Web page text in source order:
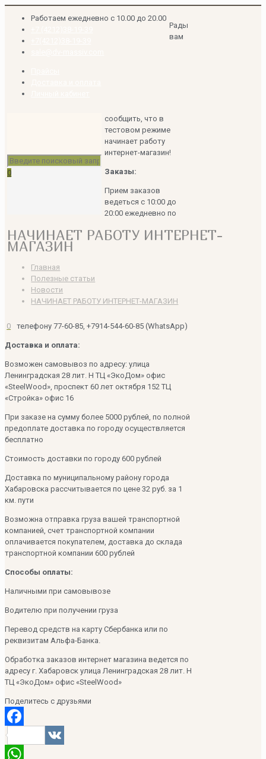
Работаем ежедневно с 10.00 до 20.00
0
НАЧИНАЕТ РАБОТУ ИНТЕРНЕТ-
МАГАЗИН
Главная
Полезные статьи
Новости
НАЧИНАЕТ РАБОТУ ИНТЕРНЕТ-МАГАЗИН
0
Рады
вам
сообщить, что в
тестовом режиме
начинает работу
интернет-магазин!
Заказы:
Прием заказов
ведеться с 10:00 до
20:00 ежедневно по
телефону 77-60-85, +7914-544-60-85 (WhatsApp)
Доставка и оплата:
Возможен самовывоз по адресу: улица
Ленинградская 28 лит. Н ТЦ «ЭкоДом» офис
«SteelWood», проспект 60 лет октября 152 ТЦ
«Стройка» офис 16
При заказе на сумму более 5000 рублей, по полной
предоплате доставка по городу осуществляется
бесплатно
Стоимость доставки по городу 600 рублей
Доставка по муниципальному району города
Хабаровска рассчитывается по цене 32 руб. за 1
км. пути
Возможна отправка груза вашей транспортной
компанией, счет транспортной компании
оплачивается покупателем, доставка до склада
транспортной компании 600 рублей
Способы оплаты:
Наличными при самовывозе
Водителю при получении груза
Перевод средств на карту Сбербанка или по
реквизитам Альфа-Банка.
Обработка заказов интернет магазина ведется по
адресу г. Хабаровск улица Ленинградская 28 лит. Н
ТЦ «ЭкоДом» офис «SteelWood»
Поделитесь с друзьями
Facebook
VK